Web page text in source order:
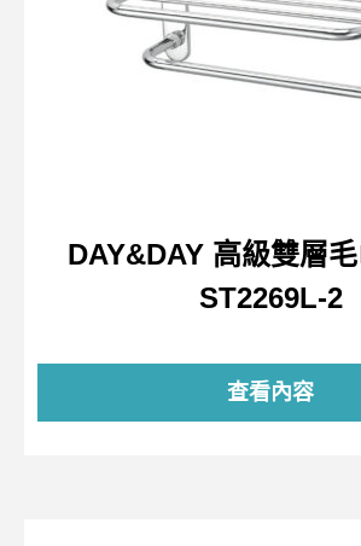
DAY&DAY 高級雙層
ST2269L-2
查看內容